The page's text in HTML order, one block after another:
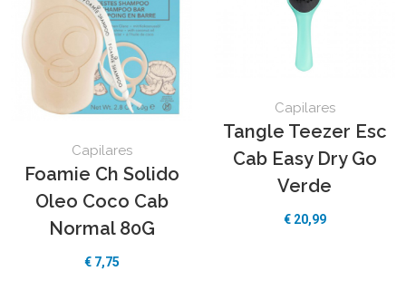
Capilares
Foamie Ch Solido
Oleo Coco Cab
Normal 80G
€ 7,75
Capilares
Tangle Teezer Esc
Cab Easy Dry Go
Verde
€ 20,99